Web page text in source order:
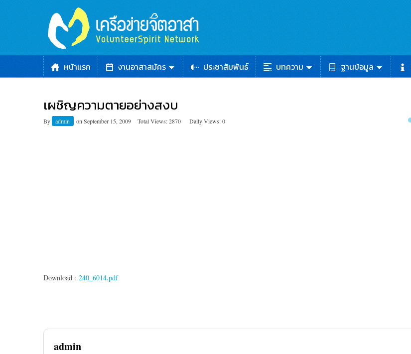
หน้าแรก งานอาสาสมัคร ประชาสัมพันธ์ บทความ ฐานข้อมูล
เผชิญความตายอย่างสงบ
By admin on September 15, 2009 Total Views: 2870 Daily Views: 0
Download : 240_6014.pdf
admin